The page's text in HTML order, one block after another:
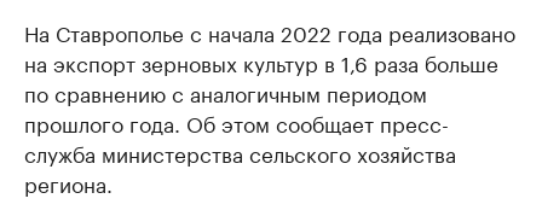
На Ставрополье с начала 2022 года реализовано
на экспорт зерновых культур в 1,6 раза больше
по сравнению с аналогичным периодом
прошлого года. Об этом сообщает пресс-
служба министерства сельского хозяйства
региона.